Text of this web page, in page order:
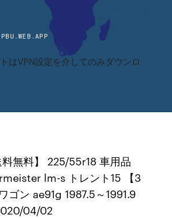
はVPN設定を介してのみダウンロ
無料】 225/55r18 車用品
lm-s トレント15 【3
ゴン ae91g 1987.5～1991.9
04/02